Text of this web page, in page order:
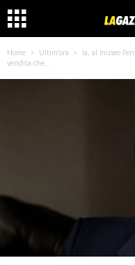
Home Ultim'ora
Ia, al museo
vendita che...